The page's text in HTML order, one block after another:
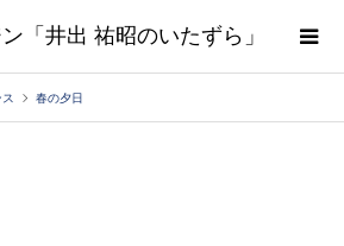
「井出 祐昭のいたずら」
春の夕日